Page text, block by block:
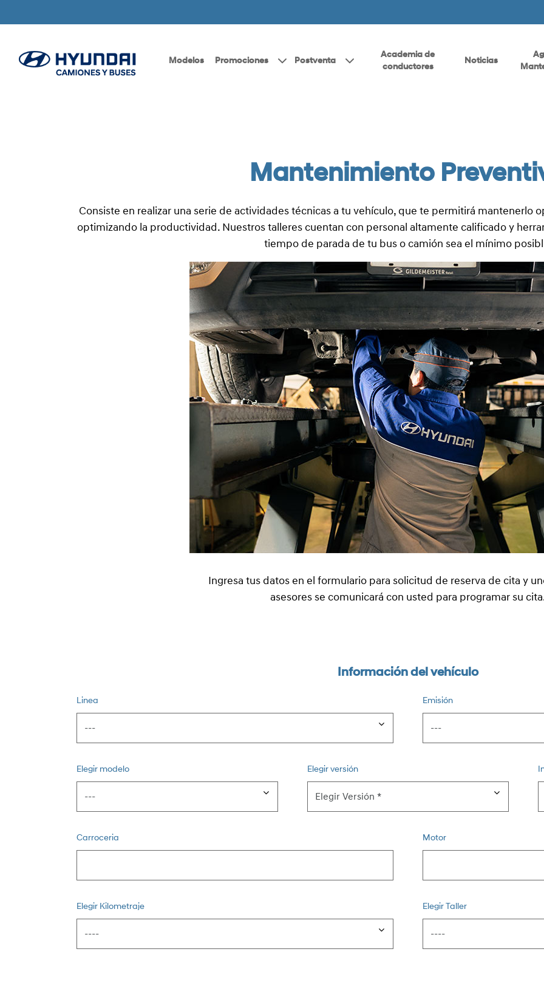
Modelos Promociones Postventa
Academia de
conductores
Noticias
Mantenimiento
Consiste en realizar una serie de actividades técnicas a tu vehículo, que te permitirá mantenerlo
optimizando la productividad. Nuestros talleres cuentan con personal altamente calificado y
tiempo de parada de tu bus o camión sea el mínimo
Ingresa tus datos en el formulario para solicitud de reserva de cita y
asesores se comunicará con usted para programar su
Información del vehículo
Linea Emisión
Elegir modelo Elegir versión
Carroceria Motor
Elegir Kilometraje Elegir Taller